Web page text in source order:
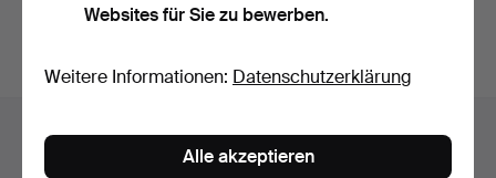
Navigation
Hilfe und Kontakt
Kontakt mit dem Support aufnehmen
Websites für Sie zu bewerben.
Weitere Informationen: Datenschutzerklärung
Alle akzeptieren